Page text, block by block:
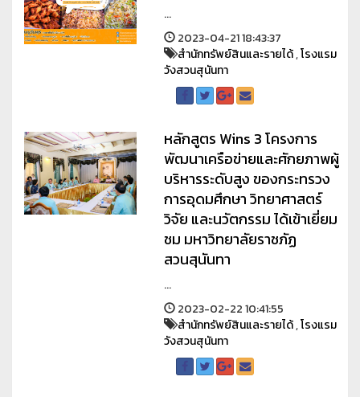
...
2023-04-21 18:43:37
สำนักทรัพย์สินและรายได้,โรงแรม
วังสวนสุนันทา
หลักสูตร Wins 3 โครงการ
พัฒนาเครือข่ายและศักยภาพผู้
บริหารระดับสูง ของกระทรวง
การอุดมศึกษา วิทยาศาสตร์
วิจัย และนวัตกรรม ได้เข้าเยี่ยม
ชม มหาวิทยาลัยราชภัฏ
สวนสุนันทา
...
2023-02-22 10:41:55
สำนักทรัพย์สินและรายได้,โรงแรม
วังสวนสุนันทา